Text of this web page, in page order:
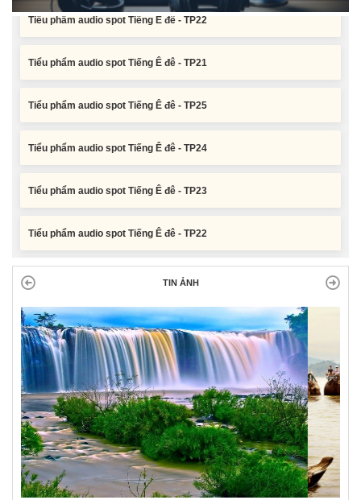
Tiểu phẩm audio spot Tiếng Ê đê - TP21
Tiểu phẩm audio spot Tiếng Ê đê - TP25
Tiểu phẩm audio spot Tiếng Ê đê - TP24
Tiểu phẩm audio spot Tiếng Ê đê - TP23
Tiểu phẩm audio spot Tiếng Ê đê - TP22
Tiểu phẩm audio spot Tiếng Ê đê - TP21
TIN ẢNH